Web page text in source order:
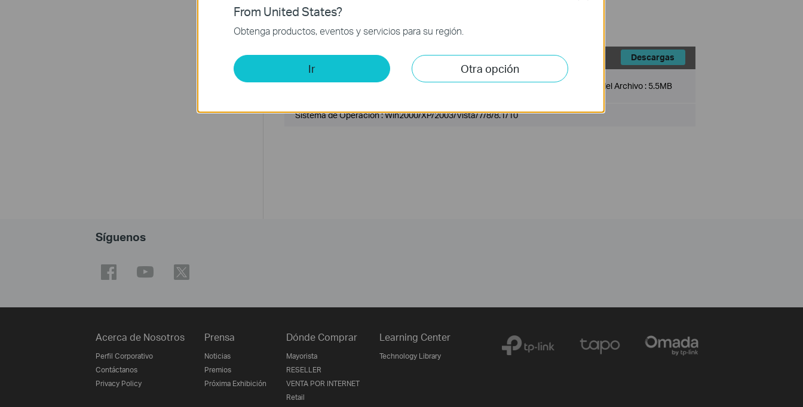
Cliente 802.1X
TP-LINK_802.1X_Client_Software Descargas
Fecha de Publicación :2017-
Idioma:Inglés Tamaño del Archivo : 5.5MB
Sistema de Operación : Win2000/XP/2003/Vista/7/8/8.1/10
Síguenos
Acerca de Nosotros
Perfil Corporativo
Contáctanos
Privacy Policy
Prensa
Noticias
Premios
Próxima Exhibición
Dónde Comprar
Mayorista
RESELLER
VENTA POR INTERNET
Retail
Learning Center
Technology Library
From United States?
Obtenga productos, eventos y servicios para su región.
Ir Otra opción